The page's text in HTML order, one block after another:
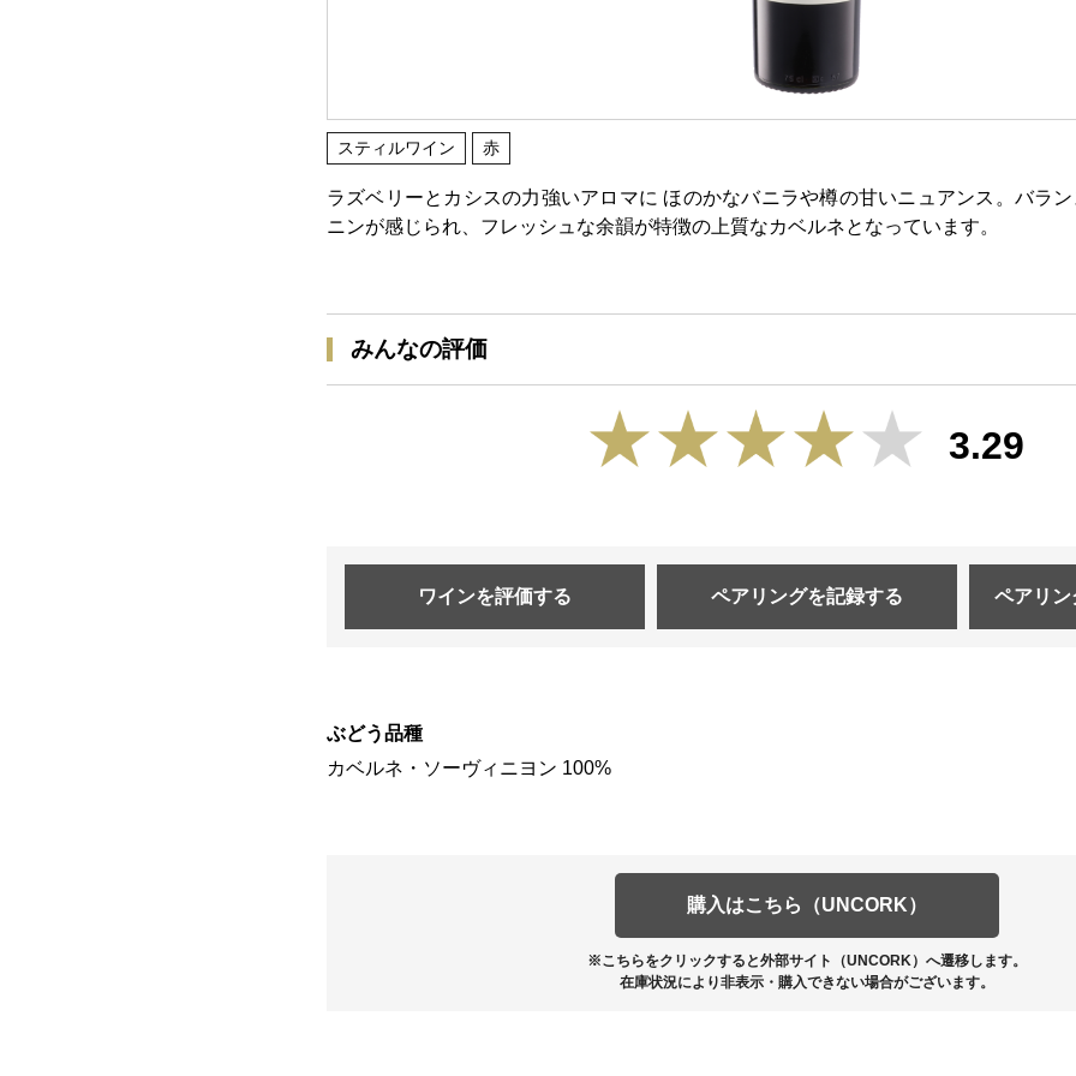
スティルワイン 赤
ラズベリーとカシスの力強いアロマに ほのかなバニラや樽の甘いニュアンス。バラ
ニンが感じられ、フレッシュな余韻が特徴の上質なカベルネとなっています。
みんなの評価
3.29
ワインを評価する ペアリングを記録する ペアリン
ぶどう品種
カベルネ・ソーヴィニヨン 100%
購入はこちら（UNCORK）
※こちらをクリックすると外部サイト（UNCORK）へ遷移します。
在庫状況により非表示・購入できない場合がございます。